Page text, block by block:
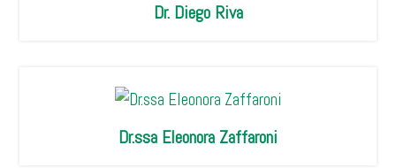
Dr. Diego Riva
Dr.ssa Eleonora Zaffaroni